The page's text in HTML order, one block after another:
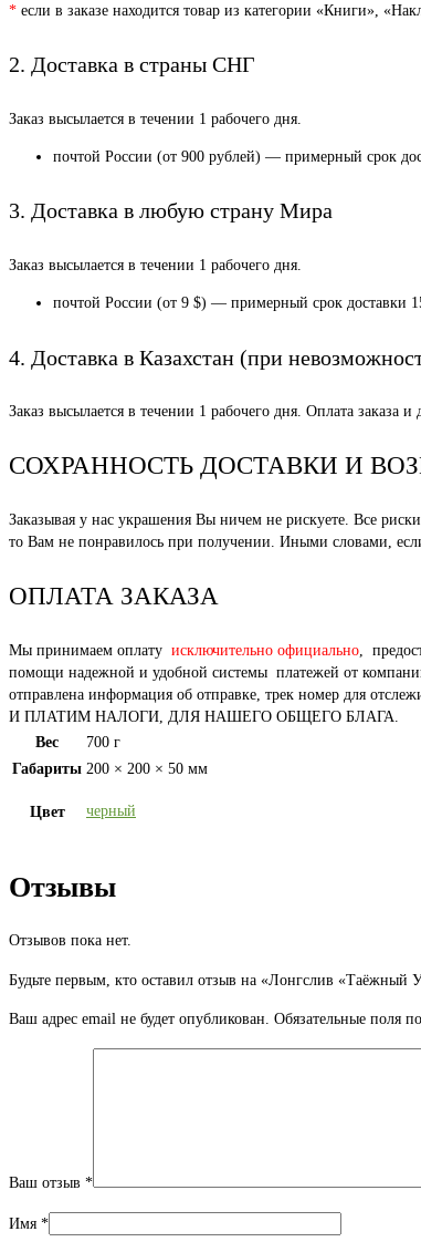
* если в заказе находится товар из категории «Книги»,
2. Доставка в страны СНГ
Заказ высылается в течении 1 рабочего дня.
почтой России (от 900 рублей) — примерный срок
3. Доставка в любую страну Мира
Заказ высылается в течении 1 рабочего дня.
почтой России (от 9 $) — примерный срок доставки
4. Доставка в Казахстан (при
Заказ высылается в течении 1 рабочего дня. Оплата
СОХРАННОСТЬ ДОСТАВКИ И
Заказывая у нас украшения Вы ничем не рискуете. Все
то Вам не понравилось при получении. Иными словами,
ОПЛАТА ЗАКАЗА
Мы принимаем оплату исключительно официально,
помощи надежной и удобной системы платежей от
отправлена информация об отправке, трек номер
И ПЛАТИМ НАЛОГИ, ДЛЯ НАШЕГО ОБЩЕГО БЛАГА.
Вес
700 г
Габариты 200 × 200 × 50 мм
Цвет черный
Отзывы
Отзывов пока нет.
Будьте первым, кто оставил отзыв на «Лонгслив «Таёжный
Ваш адрес email не будет опубликован. Обязательные поля
Ваш отзыв *
Имя *